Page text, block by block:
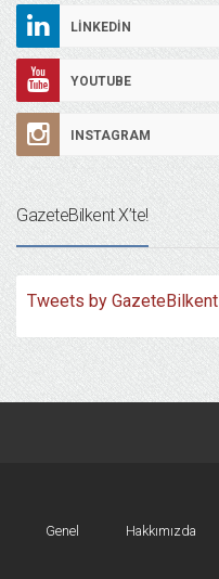
LINKEDIN
YOUTUBE
INSTAGRAM
GazeteBilkent X’te!
Tweets by GazeteBilkent
Genel Hakkımızda